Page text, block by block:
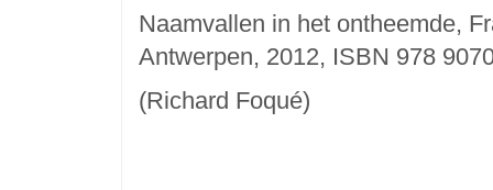
Naamvallen in het ontheemde,
Antwerpen, 2012, ISBN 978
(Richard Foqué)